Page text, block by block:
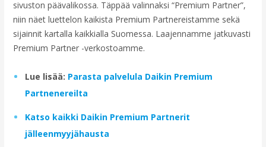
sivuston päävalikossa. Täppää valinnaksi “Premium Partner”,
niin näet luettelon kaikista Premium Partnereistamme sekä
sijainnit kartalla kaikkialla Suomessa. Laajennamme jatkuvasti
Premium Partner -verkostoamme.
Lue lisää: Parasta palvelula Daikin Premium
Partnenereilta
Katso kaikki Daikin Premium Partnerit
jälleenmyyjähausta